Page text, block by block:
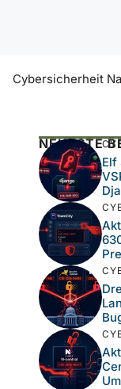
Cybersicherheit
NEUESTE
Elf